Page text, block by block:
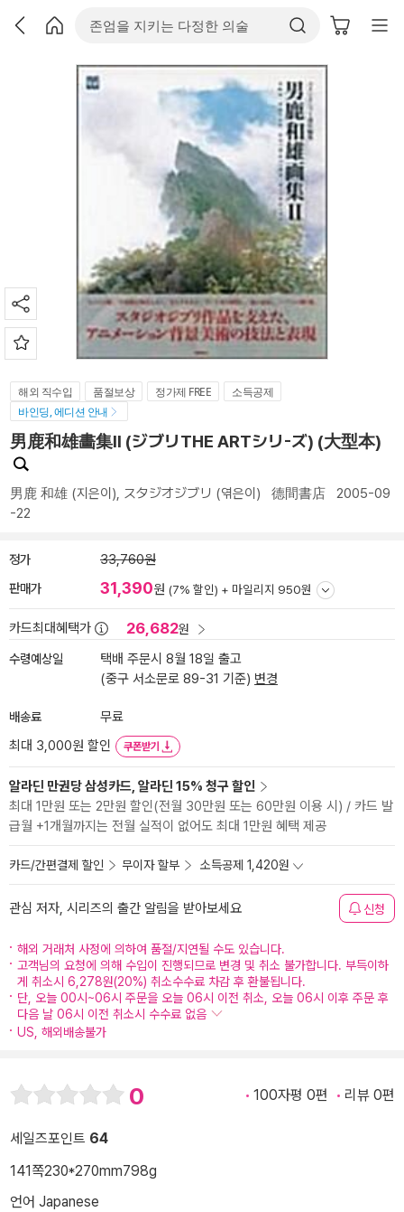
해외 직수입 품절보상 정가제 FREE
소득공제
바인딩, 에디션 안내
男鹿和雄畵集II (ジブリTHE ARTシリ-ズ) (大型本)
男鹿 和雄 (지은이), スタジオジブリ (엮은이) 德間書店 2005-09
-22
정가 33,760원
판매가 31,390원 (7% 할인) + 마일리지 950원
카드최대혜택가 26,682원
수령예상일
택배 주문시 8월 18일 출고
(중구 서소문로 89-31 기준) 변경
배송료
무료
최대 3,000원 할인
쿠폰받기
알라딘 만권당 삼성카드, 알라딘 15% 청구 할인
최대 1만원 또는 2만원 할인(전월 30만원 또는 60만원 이용 시) / 카드 발
급월 +1개월까지는 전월 실적이 없어도 최대 1만원 혜택 제공
카드/간편결제 할인 무이자 할부 소득공제 1,420원
관심 저자, 시리즈의 출간 알림을 받아보세요 신청
해외 거래처 사정에 의하여 품절/지연될 수도 있습니다.
고객님의 요청에 의해 수입이 진행되므로 변경 및 취소 불가합니다. 부득이하
게 취소시 6,278원(20%) 취소수수료 차감 후 환불됩니다.
단, 오늘 00시~06시 주문을 오늘 06시 이전 취소, 오늘 06시 이후 주문 후
다음 날 06시 이전 취소시 수수료 없음
US, 해외배송불가
0 100자평 0편 리뷰 0편
세일즈포인트 64
141쪽230*270mm798g
언어 Japanese